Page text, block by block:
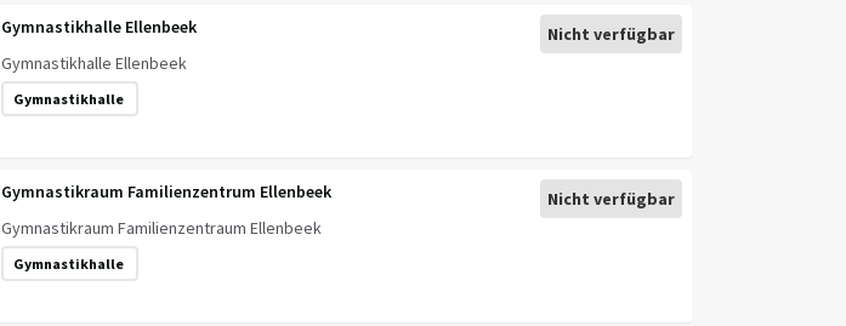
Gymnastikhalle Ellenbeek
Gymnastikhalle Ellenbeek
Gymnastikhalle
Nicht verfügbar
Gymnastikraum Familienzentrum Ellenbeek
Gymnastikraum Familienzentraum Ellenbeek
Gymnastikhalle
Nicht verfügbar